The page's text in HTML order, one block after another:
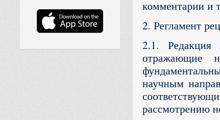
комментарии и
2. Регламент
2.1. Редакция
отражающие
научным
рассмотрению